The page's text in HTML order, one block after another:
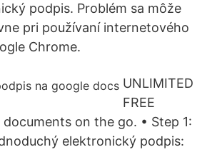
podpis. Problém sa môže
pri používaní internetového
Chrome.
UNLIMITED
FREE
documents on the go. • Step 1:
elektronický podpis: